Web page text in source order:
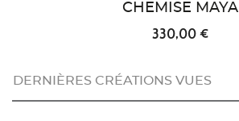
CHEMISE MAYA
330,00 €
DERNIÈRES CRÉATIONS VUES